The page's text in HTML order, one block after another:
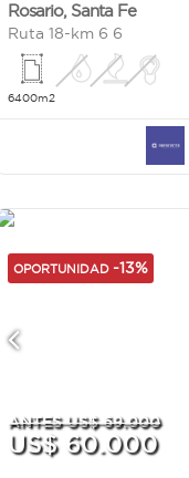
Rosario, Santa Fe
Ruta 18-km 6 6
6400m2
OPORTUNIDAD -13%
ANTES US$ 69.000
US$ 60.000